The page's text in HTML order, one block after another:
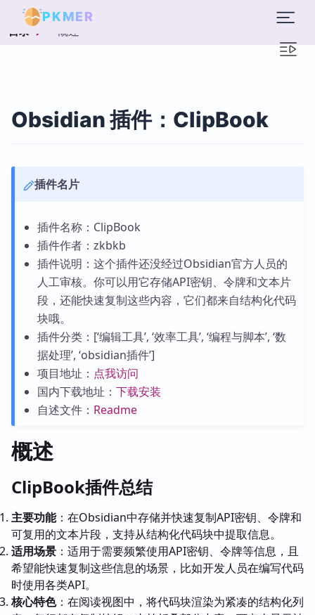
PKMER
目录 概述
Obsidian 插件：ClipBook
插件名片
插件名称：ClipBook
插件作者：zkbkb
插件说明：这个插件还没经过Obsidian官方人员的
人工审核。你可以用它存储API密钥、令牌和文本片
段，还能快速复制这些内容，它们都来自结构化代码
块哦。
插件分类：[‘编辑工具’, ‘效率工具’, ‘编程与脚本’, ‘数
据处理’, ‘obsidian插件’]
项目地址： 点我访问
国内下载地址： 下载安装
自述文件： Readme
概述
ClipBook插件总结
主要功能：在Obsidian中存储并快速复制API密钥、令牌和
可复用的文本片段，支持从结构化代码块中提取信息。
适用场景 ：适用于需要频繁使用API密钥、令牌等信息，且
希望能快速复制这些信息的场景，比如开发人员在编写代码
时使用各类API。
核心特色：在阅读视图中，将代码块渲染为紧凑的结构化列